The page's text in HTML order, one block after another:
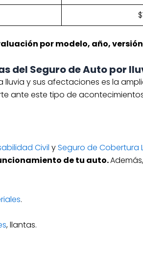
por modelo, año,
del Seguro de Auto por
y sus afectaciones es la
ante este tipo de
Civil ySeguro de Cobertura
de tu auto.
.
, llantas.